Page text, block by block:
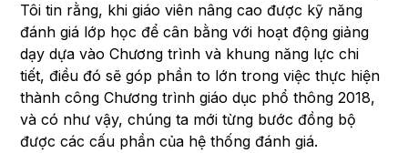
Tôi tin rằng, khi giáo viên nâng cao được kỹ năng
đánh giá lớp học để cân bằng với hoạt động giảng
dạy dựa vào Chương trình và khung năng lực chi
tiết, điều đó sẽ góp phần to lớn trong việc thực hiện
thành công Chương trình giáo dục phổ thông 2018,
và có như vậy, chúng ta mới từng bước đồng bộ
được các cấu phần của hệ thống đánh giá.